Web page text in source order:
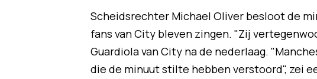
Scheidsrechter Michael Oliver besloot de
fans van City bleven zingen. "Zij
Guardiola van City na de nederlaag.
die de minuut stilte hebben verstoord", zei